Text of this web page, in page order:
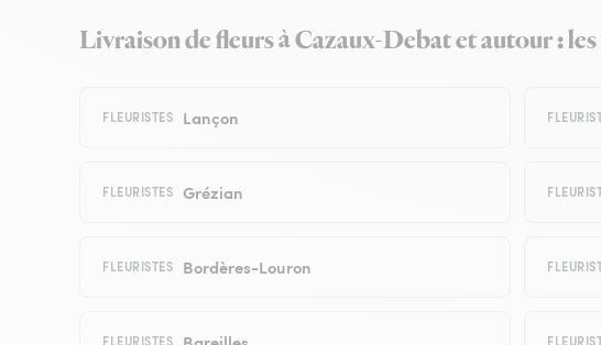
Livraison de fleurs à Cazaux-Debat et autour :
FLEURISTES Lançon
FLEURISTES Grézian
FLEURISTES Bordères-Louron
FLEURISTES